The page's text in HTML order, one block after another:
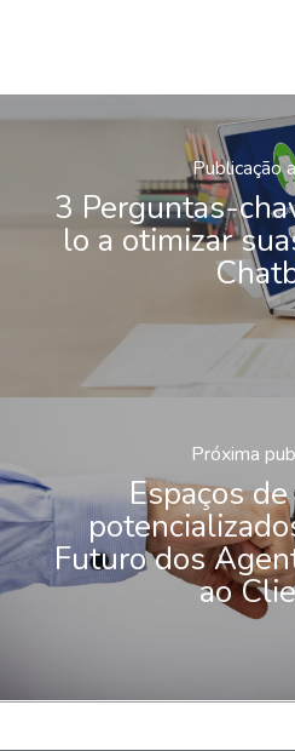
Publicação
3 Perguntas-
lo a otimizar
Próxima
Espaços
Futuro dos
ao